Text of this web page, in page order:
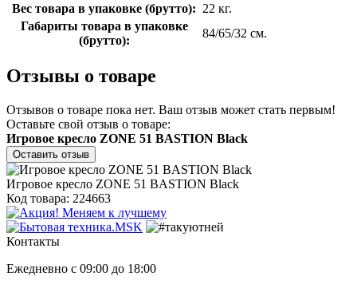
Вес товара в упаковке (брутто): 22 кг.
Габариты товара в упаковке
(брутто):
84/65/32 см.
Отзывы о товаре
Отзывов о товаре пока нет. Ваш отзыв может стать первым!
Оставьте свой отзыв о товаре:
Игровое кресло ZONE 51 BASTION Black
Оставить отзыв
Игровое кресло ZONE 51 BASTION Black
Код товара: 224663
Контакты
Ежедневно с 09:00 до 18:00